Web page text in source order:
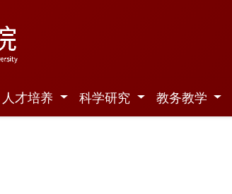
人才培养 科学研究 教务教学